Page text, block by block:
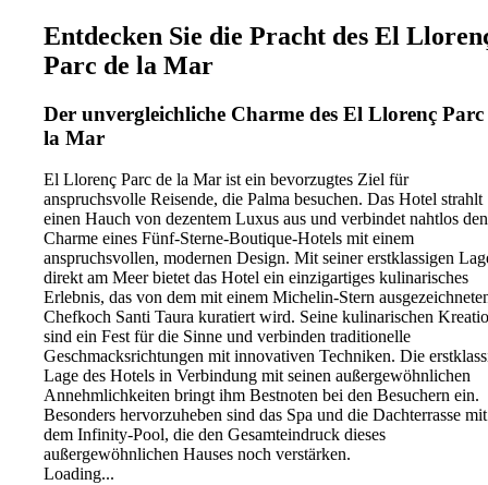
Entdecken Sie die Pracht des El
Parc de la Mar
Der unvergleichliche Charme des El Llorenç Parc
la Mar
El Llorenç Parc de la Mar ist ein bevorzugtes Ziel für
anspruchsvolle Reisende, die Palma besuchen. Das Hotel strahlt
einen Hauch von dezentem Luxus aus und verbindet nahtlos den
Charme eines Fünf-Sterne-Boutique-Hotels mit einem
anspruchsvollen, modernen Design. Mit seiner erstklassigen
direkt am Meer bietet das Hotel ein einzigartiges kulinarisches
Erlebnis, das von dem mit einem Michelin-Stern
Chefkoch Santi Taura kuratiert wird. Seine kulinarischen
sind ein Fest für die Sinne und verbinden traditionelle
Geschmacksrichtungen mit innovativen Techniken. Die
Lage des Hotels in Verbindung mit seinen außergewöhnlichen
Annehmlichkeiten bringt ihm Bestnoten bei den Besuchern ein.
Besonders hervorzuheben sind das Spa und die Dachterrasse mit
dem Infinity-Pool, die den Gesamteindruck dieses
außergewöhnlichen Hauses noch verstärken.
Loading...